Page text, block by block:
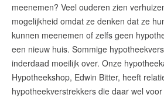
meenemen? Veel ouderen zien
mogelijkheid omdat ze denken dat ze
kunnen meenemen of zelfs geen
een nieuw huis. Sommige
inderdaad moeilijk over. Onze
Hypotheekshop, Edwin Bitter, heeft
hypotheekverstrekkers die daar wel